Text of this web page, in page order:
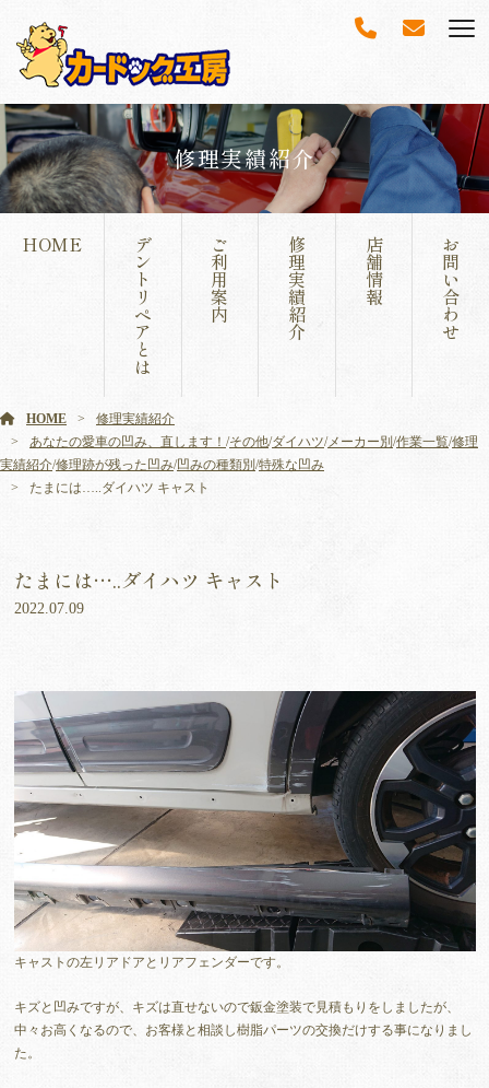
修理実績紹介
HOME デ
ン
ト
リ
ペ
ア
と
は
ご
利
用
案
内
修
理
実
績
紹
介
店
舗
情
報
お
問
い
合
わ
せ
HOME
修理実績紹介
あなたの愛車の凹み、直します！ /その他/ダイハツ/メーカー別 /作業一覧/修理
実績紹介/修理跡が残った凹み/凹みの種類別 /特殊な凹み
たまには…..ダイハツ キャスト
たまには…..ダイハツ キャスト
2022.07.09
キャストの左リアドアとリアフェンダーです。
キズと凹みですが、キズは直せないので鈑金塗装で見積もりをしましたが、
中々お高くなるので、お客様と相談し樹脂パーツの交換だけする事になりまし
た。